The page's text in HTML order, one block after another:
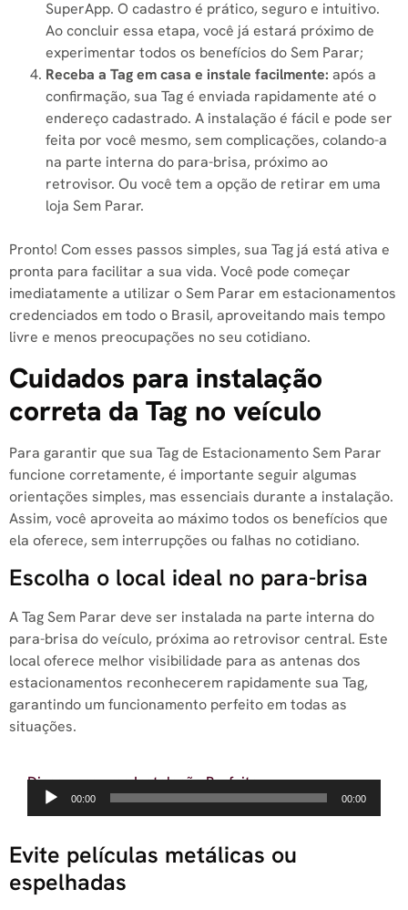
SuperApp. O cadastro é prático, seguro e intuitivo.
Ao concluir essa etapa, você já estará próximo de
experimentar todos os benefícios do Sem Parar;
Receba a Tag em casa e instale facilmente: após a
confirmação, sua Tag é enviada rapidamente até o
endereço cadastrado. A instalação é fácil e pode ser
feita por você mesmo, sem complicações, colando-a
na parte interna do para-brisa, próximo ao
retrovisor. Ou você tem a opção de retirar em uma
loja Sem Parar.
Pronto! Com esses passos simples, sua Tag já está ativa e
pronta para facilitar a sua vida. Você pode começar
imediatamente a utilizar o Sem Parar em estacionamentos
credenciados em todo o Brasil, aproveitando mais tempo
livre e menos preocupações no seu cotidiano.
Cuidados para instalação
correta da Tag no veículo
Para garantir que sua Tag de Estacionamento Sem Parar
funcione corretamente, é importante seguir algumas
orientações simples, mas essenciais durante a instalação.
Assim, você aproveita ao máximo todos os benefícios que
ela oferece, sem interrupções ou falhas no cotidiano.
Escolha o local ideal no para-brisa
A Tag Sem Parar deve ser instalada na parte interna do
para-brisa do veículo, próxima ao retrovisor central. Este
local oferece melhor visibilidade para as antenas dos
estacionamentos reconhecerem rapidamente sua Tag,
garantindo um funcionamento perfeito em todas as
situações.
Dicas para uma Instalação Perfeita
Tocador00:00 00:00
Evite películas metálicas ou
espelhadas